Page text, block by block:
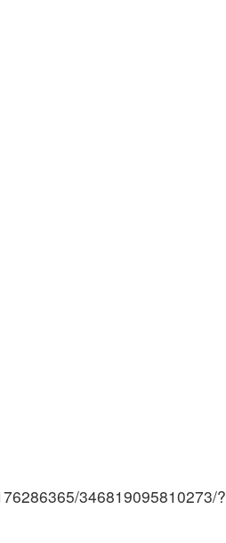
346819095810273/?